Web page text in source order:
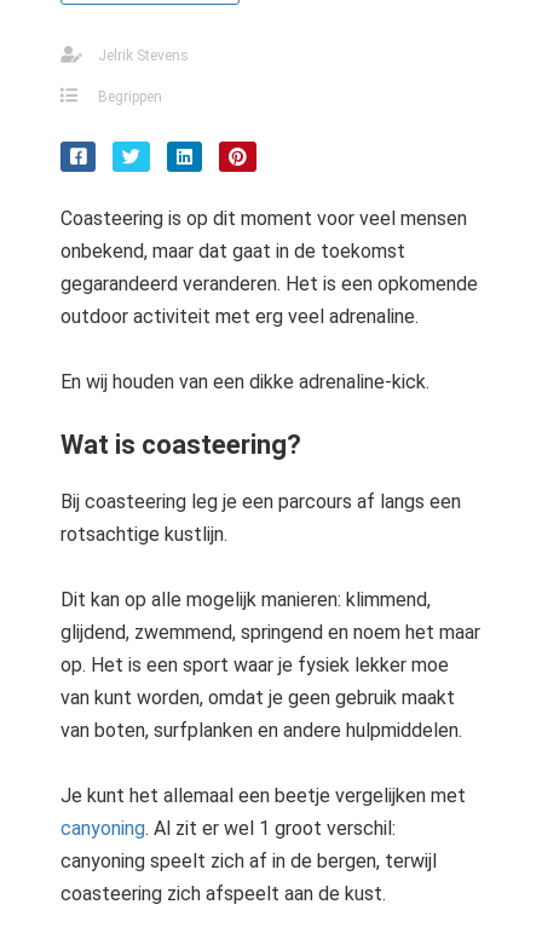
Jelrik Stevens
Begrippen
Coasteering is op dit moment voor veel mensen
onbekend, maar dat gaat in de toekomst
gegarandeerd veranderen. Het is een opkomende
outdoor activiteit met erg veel adrenaline.
En wij houden van een dikke adrenaline-kick.
Wat is coasteering?
Bij coasteering leg je een parcours af langs een
rotsachtige kustlijn.
Dit kan op alle mogelijk manieren: klimmend,
glijdend, zwemmend, springend en noem het maar
op. Het is een sport waar je fysiek lekker moe
van kunt worden, omdat je geen gebruik maakt
van boten, surfplanken en andere hulpmiddelen.
Je kunt het allemaal een beetje vergelijken met
canyoning. Al zit er wel 1 groot verschil:
canyoning speelt zich af in de bergen, terwijl
coasteering zich afspeelt aan de kust.